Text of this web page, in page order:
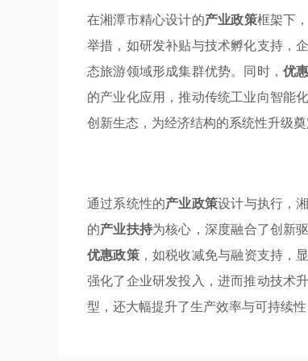
在湘潭市精心设计的产业政策框架下
举措，如研发补贴与技术孵化支持，
态旅游领域形成集群优势。同时，优
的产业化应用，推动传统工业向智能
创新生态，为经济结构的系统性升级奠
通过系统性的产业政策设计与执行，
的产业扶持为核心，深度融合了创新
优惠政策，如税收减免与融资支持，
强化了企业研发投入，进而推动技术
型，还大幅提升了生产效率与可持续